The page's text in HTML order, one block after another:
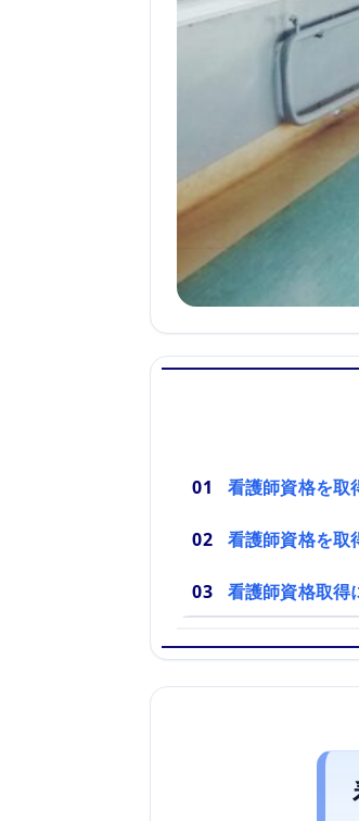
看護師資格を取
看護師資格を取
看護師資格取得